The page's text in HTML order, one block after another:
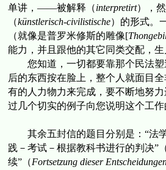
单讲，——被解释（interpretirt），
（künstlerisch-civilistische） 的形式。
（就像是普罗米修斯的雕像[
能力，并且跟他的其它同类交配，生
您知道，一切都要靠那个民法
后的东西按在脸上，整个人就面目
有的人力物力来完成，要不断地努
过几个切实的例子向您说明这个工作
其余五封信的题目分别是： “法
践－考试－根据教科书进行的判决”
续”（Fortsetzung dieser